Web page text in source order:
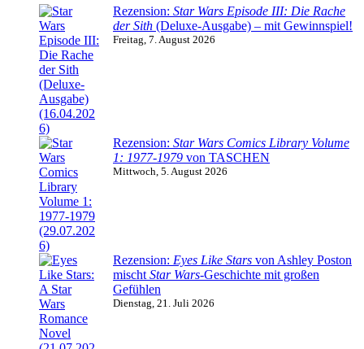
Rezension: Star Wars Episode III: Die Rache
der Sith (Deluxe-Ausgabe) – mit Gewinnspiel!
Freitag, 7. August 2026
Rezension: Star Wars Comics Library Volume
1: 1977-1979 von TASCHEN
Mittwoch, 5. August 2026
Rezension: Eyes Like Stars von Ashley Poston
mischt Star Wars-Geschichte mit großen
Gefühlen
Dienstag, 21. Juli 2026